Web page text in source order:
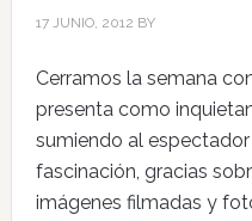
17 JUNIO, 2012 BY
Cerramos la semana
presenta como
sumiendo al
fascinación, gracias
imágenes filmadas y